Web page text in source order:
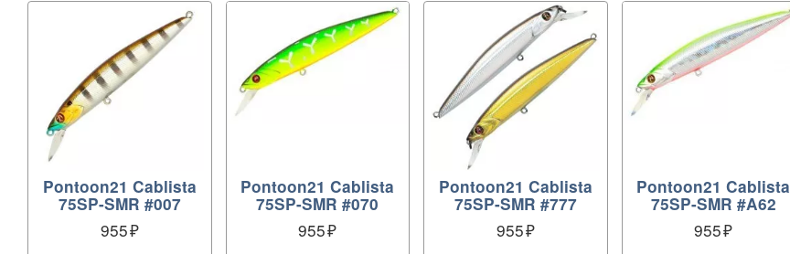
Pontoon21 Cablista
75SP-SMR #007
955
Pontoon21 Cablista
75SP-SMR #070
955
Pontoon21 Cablista
75SP-SMR #777
955
Pontoon21 Cablista
75SP-SMR #A62
955